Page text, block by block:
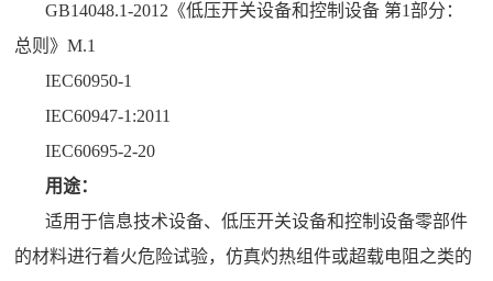
GB14048.1-2012《低压开关设备和控制设备 第1部分：
总则》M.1
IEC60950-1
IEC60947-1:2011
IEC60695-2-20
用途：
适用于信息技术设备、低压开关设备和控制设备零部件
的材料进行着火危险试验，仿真灼热组件或超载电阻之类的